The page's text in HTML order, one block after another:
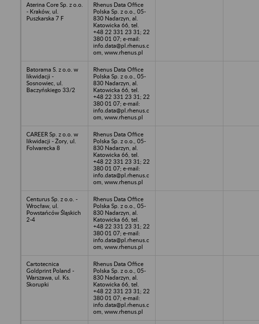
Aterina Core Sp. z o.o.
- Kraków, ul.
Puszkarska 7 F
Rhenus Data Office
Polska Sp. z o.o., 05-
830 Nadarzyn, al.
Katowicka 66, tel.
+48 22 331 23 31; 22
380 01 07; e-mail:
info.data@pl.rhenus.c
om, www.rhenus.pl
Batorama S. z o.o. w
likwidacji -
Sosnowiec, ul.
Baczyńskiego 33/2
Rhenus Data Office
Polska Sp. z o.o., 05-
830 Nadarzyn, al.
Katowicka 66, tel.
+48 22 331 23 31; 22
380 01 07; e-mail:
info.data@pl.rhenus.c
om, www.rhenus.pl
CAREER Sp. z o.o. w
likwidacji - Żory, ul.
Folwarecka 8
Rhenus Data Office
Polska Sp. z o.o., 05-
830 Nadarzyn, al.
Katowicka 66, tel.
+48 22 331 23 31; 22
380 01 07; e-mail:
info.data@pl.rhenus.c
om, www.rhenus.pl
Centurus Sp. z o.o. -
Wrocław, ul.
Powstańców Śląskich
2-4
Rhenus Data Office
Polska Sp. z o.o., 05-
830 Nadarzyn, al.
Katowicka 66, tel.
+48 22 331 23 31; 22
380 01 07; e-mail:
info.data@pl.rhenus.c
om, www.rhenus.pl
Cartotecnica
Goldprint Poland -
Warszawa, ul. Ks.
Skorupki
Rhenus Data Office
Polska Sp. z o.o., 05-
830 Nadarzyn, al.
Katowicka 66, tel.
+48 22 331 23 31; 22
380 01 07; e-mail:
info.data@pl.rhenus.c
om, www.rhenus.pl